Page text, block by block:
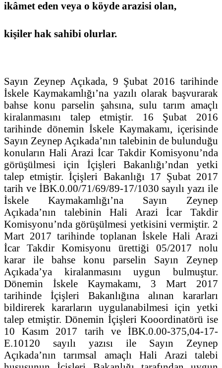
ikâmet eden veya o köyde arazisi olan,
kişiler hak sahibi olurlar.
Sayın Zeynep Açıkada, 9 Şubat 2016 tarihinde
İskele Kaymakamlığı’na yazılı olarak başvurarak
bahse konu parselin şahsına, sulu tarım amaçlı
kiralanmasını talep etmiştir. 16 Şubat 2016
tarihinde dönemin İskele Kaymakamı, içerisinde
Sayın Zeynep Açıkada’nın talebinin de bulunduğu
konuların Hali Arazi İcar Takdir Komisyonu’nda
görüşülmesi için İçişleri Bakanlığı’ndan yetki
talep etmiştir. İçişleri Bakanlığı 17 Şubat 2017
tarih ve İBK.0.00/71/69/89-17/1030 sayılı yazı ile
İskele Kaymakamlığı’na Sayın Zeynep
Açıkada’nın talebinin Hali Arazi İcar Takdir
Komisyonu’nda görüşülmesi yetkisini vermiştir. 2
Mart 2017 tarihinde toplanan İskele Hali Arazi
İcar Takdir Komisyonu ürettiği 05/2017 nolu
karar ile bahse konu parselin Sayın Zeynep
Açıkada’ya kiralanmasını uygun bulmuştur.
Dönemin İskele Kaymakamı, 3 Mart 2017
tarihinde İçişleri Bakanlığına alınan kararları
bildirerek kararların uygulanabilmesi için yetki
talep etmiştir. Dönemin İçişleri Kooordinatörü ise
10 Kasım 2017 tarih ve İBK.0.00-375,04-17-
E.10120 sayılı yazısı ile Sayın Zeynep
Açıkada’nın tarımsal amaçlı Hali Arazi talebi